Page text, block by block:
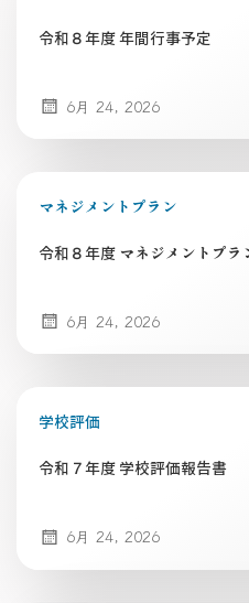
令和８年度 年間行事予定
6月 24, 2026
マネジメントプラン
令和８年度 マネジメントプラ
6月 24, 2026
学校評価
令和７年度 学校評価報告書
6月 24, 2026